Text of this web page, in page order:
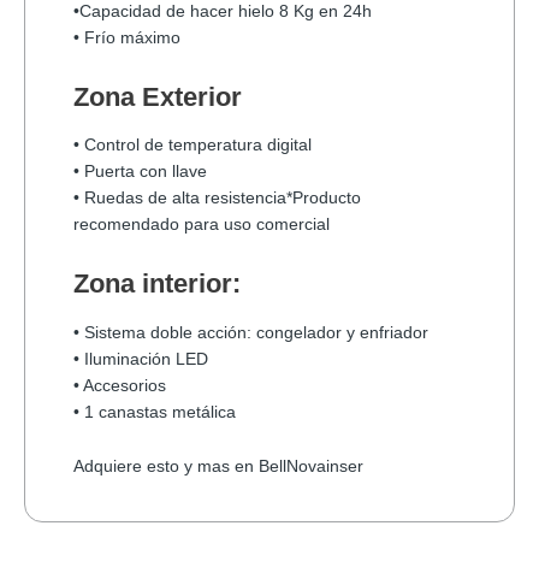
•Capacidad de hacer hielo 8 Kg en 24h
• Frío máximo
Zona Exterior
• Control de temperatura digital
• Puerta con llave
• Ruedas de alta resistencia*Producto
recomendado para uso comercial
Zona interior:
• Sistema doble acción: congelador y enfriador
• Iluminación LED
• Accesorios
• 1 canastas metálica
Adquiere esto y mas en BellNovainser